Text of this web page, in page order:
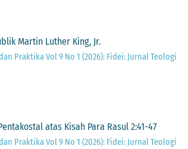
Martin Luther King, Jr.
Praktika Vol 9 No 1 (2026): Fidei: Jurnal Teologi
atas Kisah Para Rasul 2:41-47
Praktika Vol 9 No 1 (2026): Fidei: Jurnal Teologi